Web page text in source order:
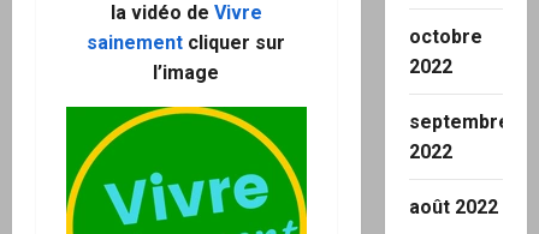
la vidéo de Vivre
sainement cliquer sur
l’image
octobre
2022
septembre
2022
août 2022